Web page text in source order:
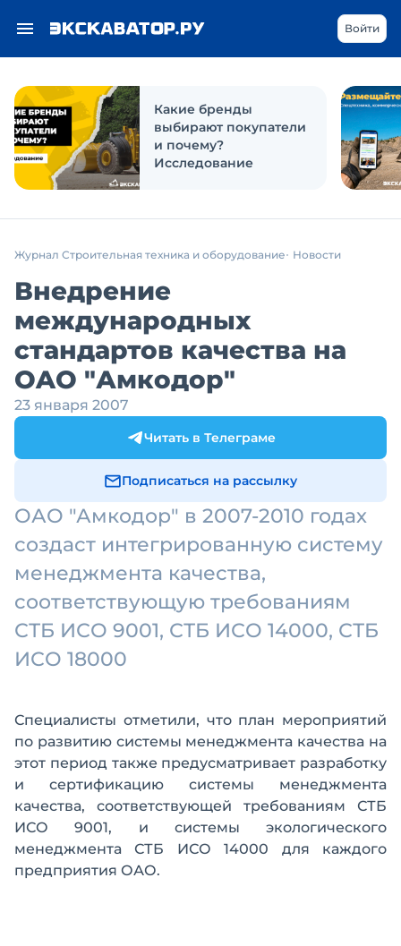
Войти
Какие бренды
выбирают покупатели
и почему?
Исследование
Журнал Строительная техника и оборудование Новости
Внедрение
международных
стандартов качества на
OAO "Амкодор"
23 января 2007
Читать в Телеграме
Подписаться на рассылку
ОАО "Амкодор" в 2007-2010 годах
создаст интегрированную систему
менеджмента качества,
соответствующую требованиям
СТБ ИСО 9001, СТБ ИСО 14000, СТБ
ИСО 18000
Специалисты отметили, что план мероприятий
по развитию системы менеджмента качества на
этот период также предусматривает разработку
и сертификацию системы менеджмента
качества, соответствующей требованиям СТБ
ИСО 9001, и системы экологического
менеджмента СТБ ИСО 14000 для каждого
предприятия ОАО.